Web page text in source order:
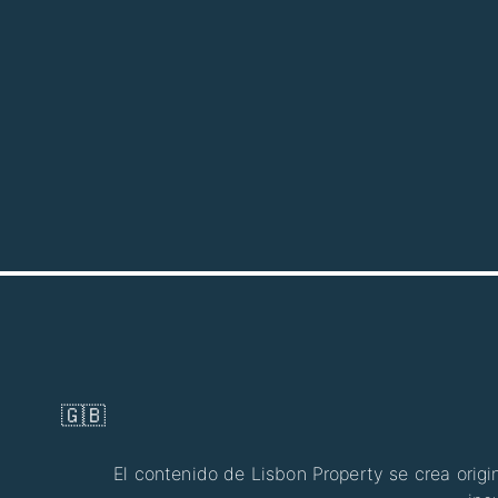
🇬🇧
El contenido de Lisbon Property se crea